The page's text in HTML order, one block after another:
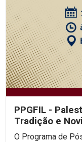
PPGFIL -
Tradição e
O Programa de